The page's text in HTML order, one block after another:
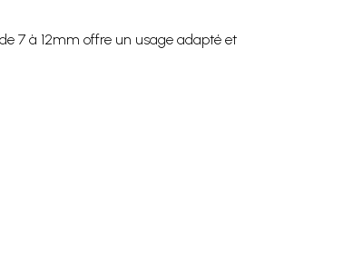
7 à 12mm offre un usage adapté et